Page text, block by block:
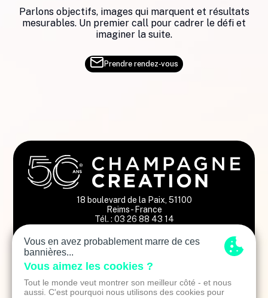
Parlons objectifs, images qui marquent et résultats
mesurables. Un premier call pour cadrer le défi et
imaginer la suite.
Prendre rendez‑vous
18 boulevard de la Paix, 51100
Reims - France
Tél. : 03 26 88 43 14
Restez informés des tendances
Adresse email
Champagne Création. Nous nous engageons à ne jamais communiquer votre
email à des tiers.